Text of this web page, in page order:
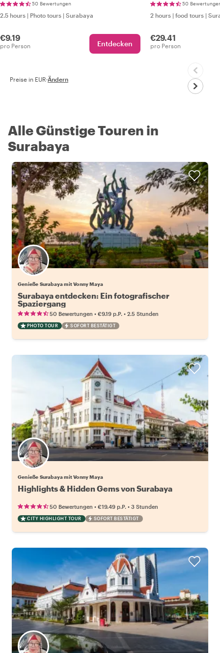
50 Bewertungen
2.5 hours | Photo tours | Surabaya
€9.19
pro Person Entdecken
50
2 hours | food tours |
€29.41
pro Person
Preise in EUR·Ändern
Alle Günstige Touren in
Surabaya
Genieße Surabaya mit Vonny Maya
Surabaya entdecken: Ein fotografischer
Spaziergang
50 Bewertungen • €9.19 p.P. • 2.5 Stunden
PHOTO TOUR SOFORT BESTÄTIGT
Genieße Surabaya mit Vonny Maya
Highlights & Hidden Gems von Surabaya
50 Bewertungen • €19.49 p.P. • 3 Stunden
CITY HIGHLIGHT TOUR SOFORT BESTÄTIGT